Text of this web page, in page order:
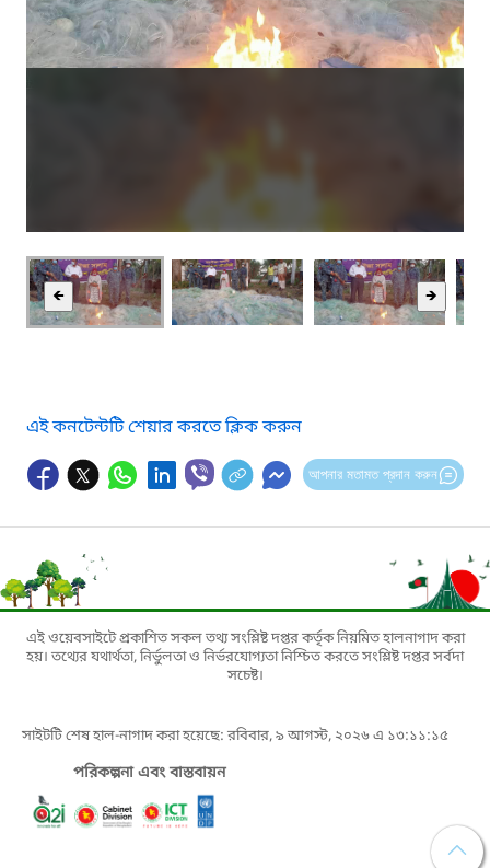
🡸 🡺
এই কনটেন্টটি শেয়ার করতে ক্লিক করুন
আপনার মতামত প্রদান করুন
এই ওয়েবসাইটে প্রকাশিত সকল তথ্য সংশ্লিষ্ট দপ্তর কর্তৃক নিয়মিত হালনাগাদ করা
হয়। তথ্যের যথার্থতা, নির্ভুলতা ও নির্ভরযোগ্যতা নিশ্চিত করতে সংশ্লিষ্ট দপ্তর সর্বদা
সচেষ্ট।
সাইটটি শেষ হাল-নাগাদ করা হয়েছে: রবিবার, ৯ আগস্ট, ২০২৬ এ ১৩:১১:১৫
পরিকল্পনা এবং বাস্তবায়ন